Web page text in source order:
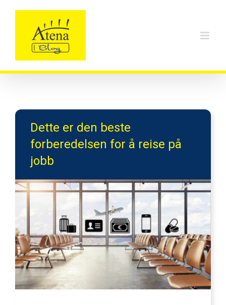
Dette er den beste
forberedelsen for å reise på
jobb